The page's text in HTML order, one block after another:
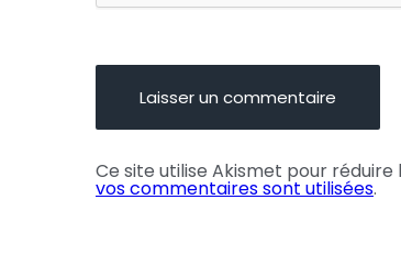
Ce site utilise Akismet pour réduire
vos commentaires sont utilisées.